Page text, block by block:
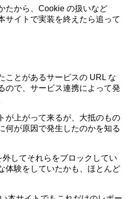
たから、Cookie の扱いなど
サイトで実装を終えたら追って
ことがあるサービスの URL な
ので、サービス連携によって発
が上がって来るが、大抵のもの
何が原因で発生したのかを知る
してそれらをブロックしてい
体験をしていたかも、ほとんど